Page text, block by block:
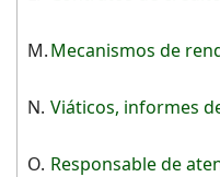
M.Mecanismos de
N. Viáticos, informes
O. Responsable de